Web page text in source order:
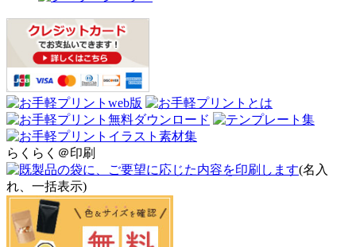
らくらく＠印刷
(名入
れ、一括表示)